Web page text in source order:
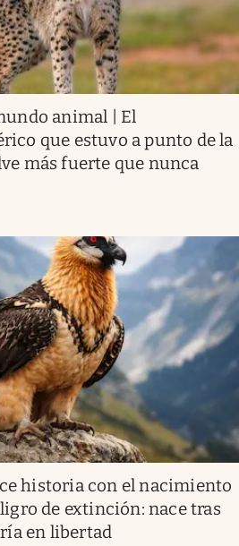
animal | El
que estuvo a punto de la
más fuerte que nunca
historia con el nacimiento
de extinción: nace tras
en libertad